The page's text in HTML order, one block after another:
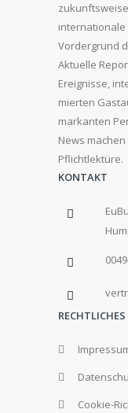
internationale
Vordergrund
Aktuelle
Ereignisse,
mierten
markanten
News machen
Pflichtlektüre.
KONTAKT
RECHTLICHES
Cookie-